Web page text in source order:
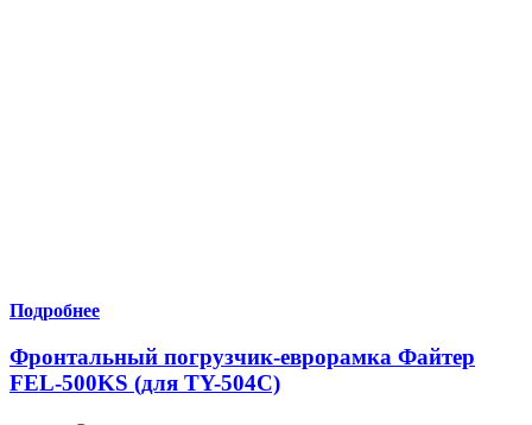
Подробнее
Фронтальный погрузчик-еврорамка Файтер
FEL-500KS (для TY-504С)